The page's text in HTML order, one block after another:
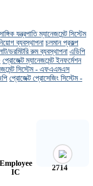
যন্ত্রপাতি ম্যানেজমেন্ট সিস্টেম
ব্যবস্থাপনা চলমান প্রকল্প
ডরমিটরি রুম ব্যবস্থাপনা এডিপি
প্রোজেক্ট ম্যানেজমেন্ট ইনফর্মেশন
সিস্টেম - এফএএমএস
প্রোজেক্ট প্রোসেজিং সিস্টেম -
Employee
IC
2714